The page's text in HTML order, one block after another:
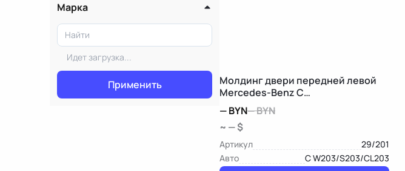
Марка
Идет загрузка...
Применить
Молдинг двери передней левой
Mercedes-Benz C
W203/S203/CL203
—BYN—BYN
~ — $
Артикул
29/201
Авто
C W203/S203/CL203